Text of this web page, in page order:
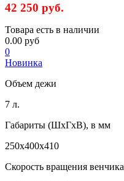
42 250 руб.
Товара есть в наличии
0.00 руб
0
Новинка
Объем дежи
7 л.
Габариты (ШхГхВ), в мм
250х400х410
Скорость вращения венчика